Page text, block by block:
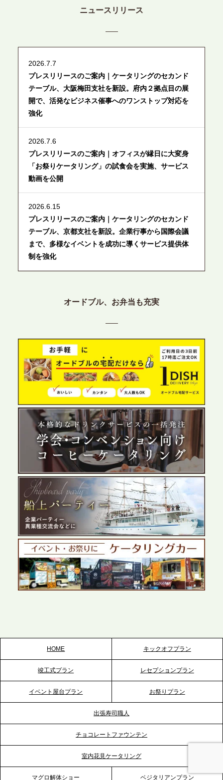
ニュースリリース
2026.7.7
プレスリリースのご案内｜ケータリングのセカンド
テーブル、大阪梅田支社を新設。府内２拠点目の展
開で、活発なビジネス催事へのワンストップ対応を
強化
2026.7.6
プレスリリースのご案内｜オフィスが縁日に大変身
「お祭りケータリング」の試食会を実施、サービス
動画を公開
2026.6.15
プレスリリースのご案内｜ケータリングのセカンド
テーブル、京都支社を新設。企業行事から国際会議
まで、多様なイベントを成功に導くサービス提供体
制を強化
プレスリリースのご案内｜ケータリングのセカンド
テーブル、東京都中央区に支社を新設。都内３拠点
目の展開で、拡大する出張パーティー・ケータリン
2026.6.4
プレスリリースのご案内｜夏の社内親睦が、配属後
の離職防止に。オフィスや会議室で縁日気分を味わ
う「お祭りケータリング」の提供を開始
2026.5.29
プレスリリースのご案内｜ケータリングのセカンド
テーブル、群馬前橋支社を設立。再開発やオフィス
展開が進む前橋エリアの企業ニーズに応え、高品質
なサービスで各種イベント・懇親会をサポート
2026.5.27
プレスリリースのご案内｜ケータリングのセカンド
テーブル、千葉本社を新設。幕張・舞浜の大型イベ
ントから主要都市の社内懇親会まで、現地拠点を活
かしたスムーズな対応を展開
2026.5.22
2026.5.20
プレスリリースのご案内｜ケータリングのセカンド
2026.5.12
プレスリリースのご案内｜ケータリングのセカンド
オードブル、お弁当も充実
HOME キックオフプラン
竣工式プラン レセプションプラン
イベント屋台プラン お祭りプラン
出張寿司職人
チョコレートファウンテン
室内花見ケータリング
マグロ解体ショー ベジタリアンプラン